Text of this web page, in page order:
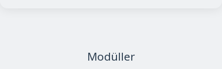
Modüller